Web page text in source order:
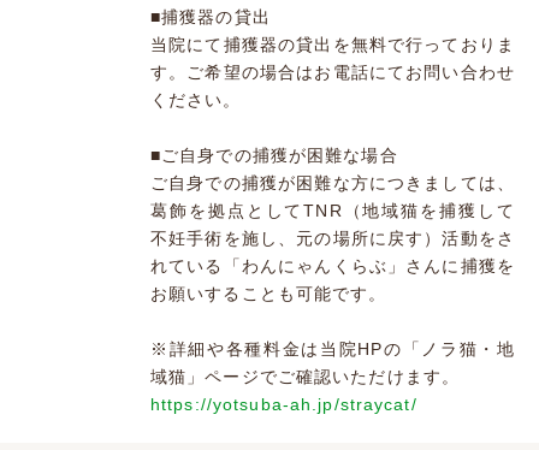
■捕獲器の貸出
当院にて捕獲器の貸出を無料で行っておりま
す。ご希望の場合はお電話にてお問い合わせ
ください。
■ご自身での捕獲が困難な場合
ご自身での捕獲が困難な方につきましては、
葛飾を拠点としてTNR（地域猫を捕獲して
不妊手術を施し、元の場所に戻す）活動をさ
れている「わんにゃんくらぶ」さんに捕獲を
お願いすることも可能です。
※詳細や各種料金は当院HPの「ノラ猫・地
域猫」ページでご確認いただけます。
https://yotsuba-ah.jp/straycat/